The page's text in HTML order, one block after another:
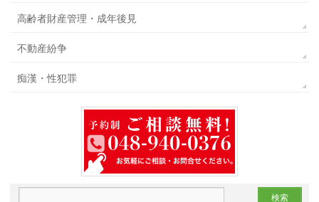
高齢者財産管理・成年後見
不動産紛争
痴漢・性犯罪